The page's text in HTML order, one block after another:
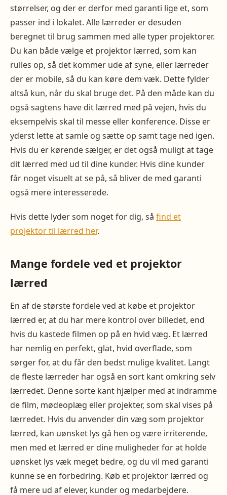
størrelser, og der er derfor med garanti lige et, som
passer ind i lokalet. Alle lærreder er desuden
beregnet til brug sammen med alle typer projektorer.
Du kan både vælge et projektor lærred, som kan
rulles op, så det kommer ude af syne, eller lærreder
der er mobile, så du kan køre dem væk. Dette fylder
altså kun, når du skal bruge det. På den måde kan du
også sagtens have dit lærred med på vejen, hvis du
eksempelvis skal til messe eller konference. Disse er
yderst lette at samle og sætte op samt tage ned igen.
Hvis du er kørende sælger, er det også muligt at tage
dit lærred med ud til dine kunder. Hvis dine kunder
får noget visuelt at se på, så bliver de med garanti
også mere interesserede.
Hvis dette lyder som noget for dig, så find et
projektor til lærred her.
Mange fordele ved et projektor
lærred
En af de største fordele ved at købe et projektor
lærred er, at du har mere kontrol over billedet, end
hvis du kastede filmen op på en hvid væg. Et lærred
har nemlig en perfekt, glat, hvid overflade, som
sørger for, at du får den bedst mulige kvalitet. Langt
de fleste lærreder har også en sort kant omkring selv
lærredet. Denne sorte kant hjælper med at indramme
de film, mødeoplæg eller projekter, som skal vises på
lærredet. Hvis du anvender din væg som projektor
lærred, kan uønsket lys gå hen og være irriterende,
men med et lærred er dine muligheder for at holde
uønsket lys væk meget bedre, og du vil med garanti
kunne se en forbedring. Køb et projektor lærred og
få mere ud af elever, kunder og medarbejdere.